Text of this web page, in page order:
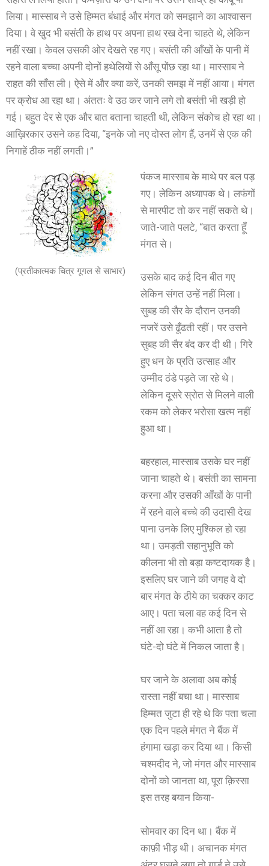
लिया। मास्साब ने उसे हिम्मत बंधाई और मंगत को समझाने का आश्वासन
दिया। वे खुद भी बसंती के हाथ पर अपना हाथ रख देना चाहते थे, लेकिन
नहीं रखा। केवल उसकी ओर देखते रह गए। बसंती की आँखों के पानी में
रहने वाला बच्चा अपनी दोनों हथेलियों से आँसू पोंछ रहा था। मास्साब ने
राहत की साँस ली। ऐसे में और क्या करें, उनकी समझ में नहीं आया। मंगत
पर क्रोध आ रहा था। अंततः वे उठ कर जाने लगे तो बसंती भी खड़ी हो
गई। बहुत देर से एक और बात बताना चाहती थी, लेकिन संकोच हो रहा था।
आख़िरकार उसने कह दिया, “इनके जो नए दोस्त लोग हैं, उनमें से एक की
निगाहें ठीक नहीं लगती।”
(प्रतीकात्मक चित्र गूगल से साभार)
पंकज मास्साब के माथे पर बल पड़
गए। लेकिन अध्यापक थे। लफंगों
से मारपीट तो कर नहीं सकते थे।
जाते-जाते पलटे, “बात करता हूँ
मंगत से।
उसके बाद कई दिन बीत गए
लेकिन संगत उन्हें नहीं मिला।
सुबह की सैर के दौरान उनकी
नजरें उसे ढूँढती रहीं। पर उसने
सुबह की सैर बंद कर दी थी। गिरे
हुए धन के प्रति उत्साह और
उम्मीद ठंडे पड़ते जा रहे थे।
लेकिन दूसरे स्रोत से मिलने वाली
रकम को लेकर भरोसा खत्म नहीं
हुआ था।
बहरहाल, मास्साब उसके घर नहीं
जाना चाहते थे। बसंती का सामना
करना और उसकी आँखों के पानी
में रहने वाले बच्चे की उदासी देख
पाना उनके लिए मुश्किल हो रहा
था। उमड़ती सहानुभूति को
कीलना भी तो बड़ा कष्टदायक है।
इसलिए घर जाने की जगह वे दो
बार मंगत के ठीये का चक्कर काट
आए। पता चला वह कई दिन से
नहीं आ रहा। कभी आता है तो
घंटे-दो घंटे में निकल जाता है।
घर जाने के अलावा अब कोई
रास्ता नहीं बचा था। मास्साब
हिम्मत जुटा ही रहे थे कि पता चला
एक दिन पहले मंगत ने बैंक में
हंगामा खड़ा कर दिया था। किसी
चश्मदीद ने, जो मंगत और मास्साब
दोनों को जानता था, पूरा क़िस्सा
इस तरह बयान किया-
सोमवार का दिन था। बैंक में
काफ़ी भीड़ थी। अचानक मंगत